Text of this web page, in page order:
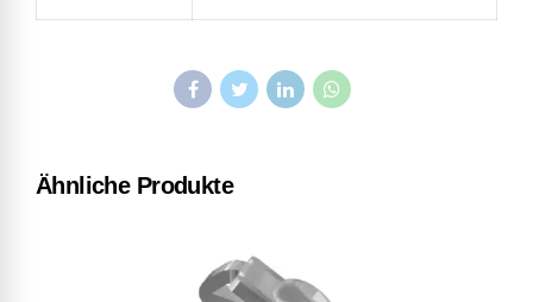
Ähnliche Produkte